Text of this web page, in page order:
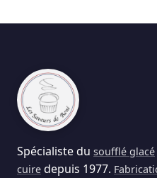
Spécialiste du soufflé glacé
cuire depuis 1977.